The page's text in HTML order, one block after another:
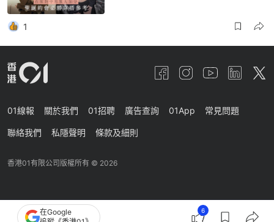
1
在Google
6
01線報 關於我們 01招聘 廣告查詢 01App 常見問題
聯絡我們 私隱聲明 條款及細則
香港01有限公司版權所有 © 2026